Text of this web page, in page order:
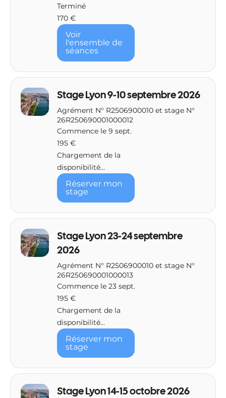
Terminé
170
euros
170 €
Voir
l'ensemble de
séances
Stage Lyon 9-10 septembre 2026
Agrément N° R2506900010 et stage N°
26R250690001000012
Commence le 9 sept.
195
euros
195 €
Chargement de la
disponibilité...
Réserver mon
stage
Stage Lyon 23-24 septembre
2026
Agrément N° R2506900010 et stage N°
26R250690001000013
Commence le 23 sept.
195
euros
195 €
Chargement de la
disponibilité...
Réserver mon
stage
Stage Lyon 14-15 octobre 2026